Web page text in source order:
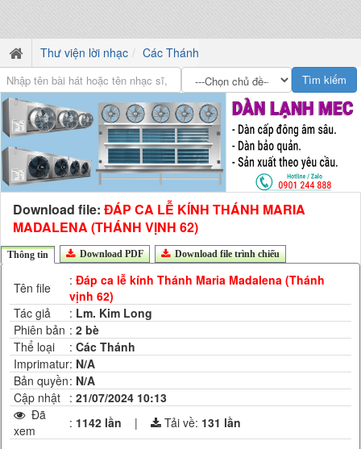
Thư viện lời nhạc Các Thánh
Download file: ĐÁP CA LỄ KÍNH THÁNH MARIA
MADALENA (THÁNH VỊNH 62)
Thông tin Download PDF Download file trình chiếu
Tên file : Đáp ca lễ kính Thánh Maria Madalena (Thánh
vịnh 62)
Tác giả
: Lm. Kim Long
Phiên bản : 2 bè
Thể loại
: Các Thánh
Imprimatur: N/A
Bản quyền: N/A
Cập nhật : 21/07/2024 10:13
Đã
xem
: 1142 lần | Tải về: 131 lần